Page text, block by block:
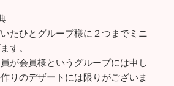
たひとグループ様に２つまでミニ
す。
が会員様というグループには申し
りのデザートには限りがございま